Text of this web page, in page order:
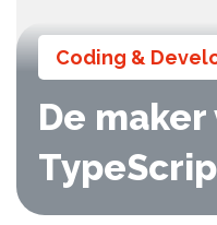
Coding &
De